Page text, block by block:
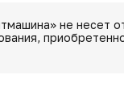
не несет